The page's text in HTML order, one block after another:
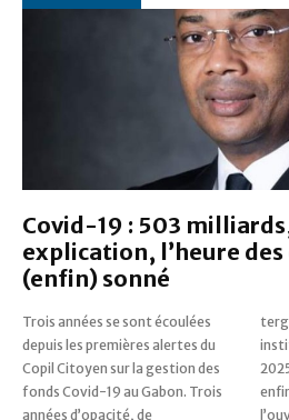
Covid-19 : 503
explication, l’heure des
(enfin) sonné
Trois années se sont écoulées
depuis les premières alertes du
Copil Citoyen sur la gestion des
fonds Covid-19 au Gabon. Trois
années d’opacité, de
tergiversations et d’inertie
institutionnelle. Mais en mai
2025, la Cour des comptes sort
enfin du silence et annonce